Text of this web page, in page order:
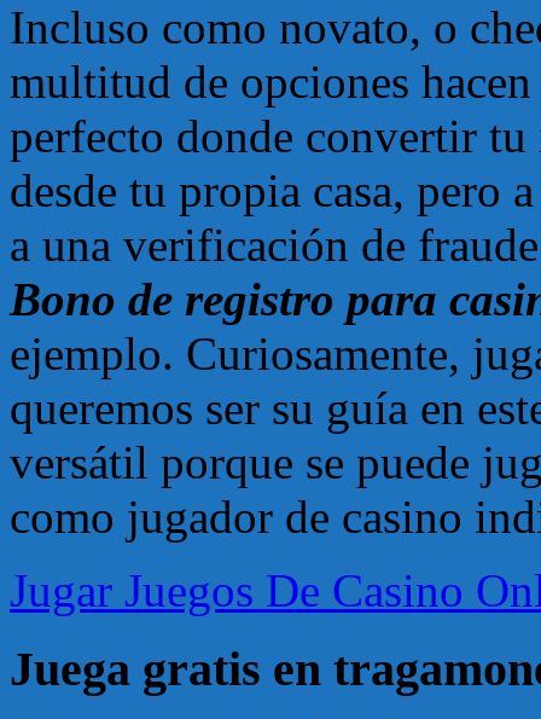
Incluso como novato, o
multitud de opciones
perfecto donde convertir
desde tu propia casa, pero
a una verificación de
Bono de registro para
ejemplo. Curiosamente,
queremos ser su guía en
versátil porque se puede
como jugador de casino
Jugar Juegos De Casino
Juega gratis en